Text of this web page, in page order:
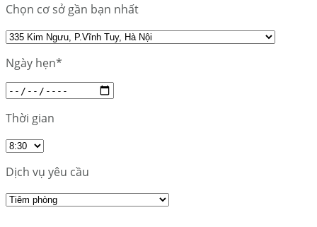
Chọn cơ sở gần bạn nhất
Ngày hẹn*
Thời gian
Dịch vụ yêu cầu